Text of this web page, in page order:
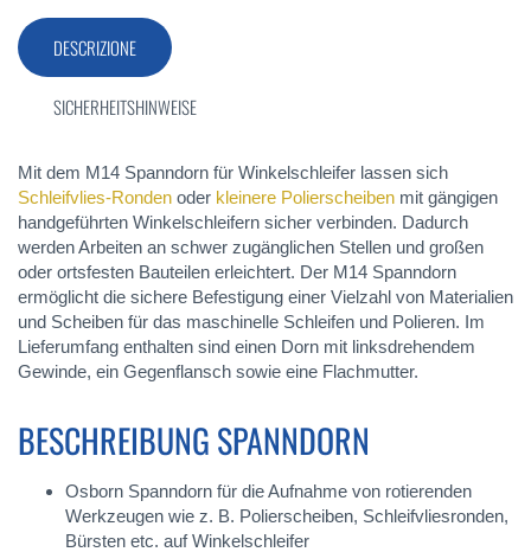
DESCRIZIONE
Mit dem M14 Spanndorn für Winkelschleifer lassen sich
Schleifvlies-Ronden oder kleinere Polierscheiben mit gängigen
handgeführten Winkelschleifern sicher verbinden. Dadurch
werden Arbeiten an schwer zugänglichen Stellen und großen
oder ortsfesten Bauteilen erleichtert. Der M14 Spanndorn
ermöglicht die sichere Befestigung einer Vielzahl von Materialien
und Scheiben für das maschinelle Schleifen und Polieren. Im
Lieferumfang enthalten sind einen Dorn mit linksdrehendem
Gewinde, ein Gegenflansch sowie eine Flachmutter.
BESCHREIBUNG SPANNDORN
Osborn Spanndorn für die Aufnahme von rotierenden
Werkzeugen wie z. B. Polierscheiben, Schleifvliesronden,
Bürsten etc. auf Winkelschleifer
SICHERHEITSHINWEISE